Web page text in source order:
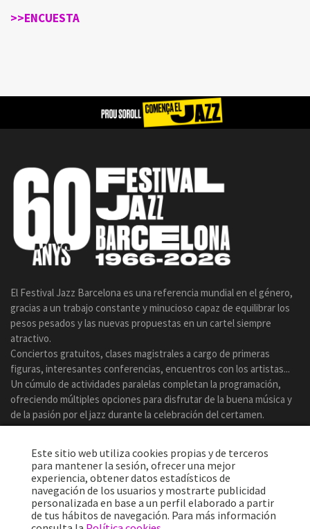
>>ENCUESTA
El Festival Jazz Barcelona es una referencia mundial en el género,
gracias a un trabajo constante y minucioso capaz de equilibrar los
pesos pesados y las nuevas propuestas en un cartel siempre
atractivo.
Conciertos gratuitos, clases magistrales a cargo de primeras
figuras, interesantes conferencias, encuentros con los artistas...
Un cúmulo de actividades paralelas completan la programación,
ofreciendo múltiples opciones para disfrutar de la buena música y
de la pasión por el jazz durante la celebración del certamen.
Este sitio web utiliza cookies propias y de terceros
para mantener la sesión, ofrecer una mejor
experiencia, obtener datos estadísticos de
navegación de los usuarios y mostrarte publicidad
personalizada en base a un perfil elaborado a partir
de tus hábitos de navegación. Para más información